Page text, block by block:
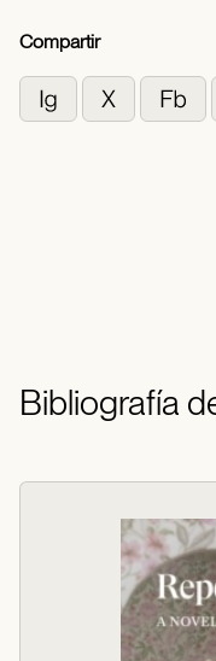
Compartir
Bibliografía